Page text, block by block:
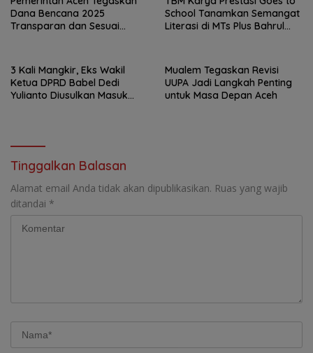
Dana Bencana 2025
Transparan dan Sesuai
School Tanamkan Semangat
Literasi di MTs Plus Bahrul
3 Kali Mangkir, Eks Wakil
Ketua DPRD Babel Dedi
Yulianto Diusulkan Masuk
Mualem Tegaskan Revisi
UUPA Jadi Langkah Penting
untuk Masa Depan Aceh
Tinggalkan Balasan
Alamat email Anda tidak akan dipublikasikan. Ruas yang wajib
ditandai *